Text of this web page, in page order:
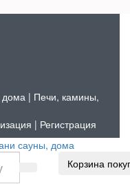
| Печи, камины,
| Регистрация
Корзина